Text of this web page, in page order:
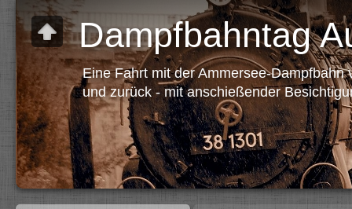
Dampfbahntag
Eine Fahrt mit der Ammersee-
und zurück - mit anschießender